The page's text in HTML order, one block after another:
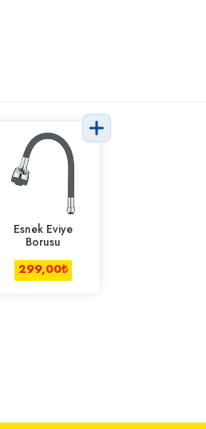
Esnek Eviye
Borusu
299,00₺